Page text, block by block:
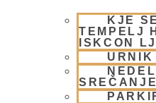
KJE
TEMPELJ
ISKCON
URNIK
SREČANJE
ŠRILA